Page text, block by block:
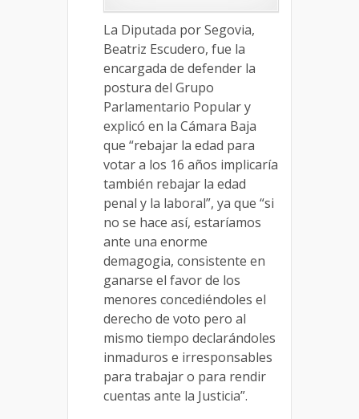
La Diputada por Segovia,
Beatriz Escudero, fue la
encargada de defender la
postura del Grupo
Parlamentario Popular y
explicó en la Cámara Baja
que “rebajar la edad para
votar a los 16 años implicaría
también rebajar la edad
penal y la laboral”, ya que “si
no se hace así, estaríamos
ante una enorme
demagogia, consistente en
ganarse el favor de los
menores concediéndoles el
derecho de voto pero al
mismo tiempo declarándoles
inmaduros e irresponsables
para trabajar o para rendir
cuentas ante la Justicia”.